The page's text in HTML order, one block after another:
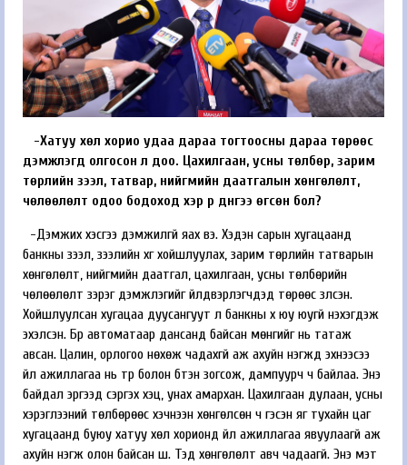
-Хатуу хөл хорио удаа дараа тогтоосны дараа төрөөс
дэмжлэгүүд олгосон л доо. Цахилгаан, усны төлбөр, зарим
төрлийн зээл, татвар, нийгмийн даатгалын хөнгөлөлт,
чөлөөлөлт одоо бодоход хэр үр дүнгээ өгсөн бол?
-Дэмжих хэсгээ дэмжилгүй яах вэ. Хэдэн сарын хугацаанд
банкны зээл, зээлийн хүүг хойшлуулах, зарим төрлийн татварын
хөнгөлөлт, нийгмийн даатгал, цахилгаан, усны төлбөрийн
чөлөөлөлт зэрэг дэмжлэгийг үйлдвэрлэгчдэд төрөөс үзүүлсэн.
Хойшлуулсан хугацаа дуусангуут л банкны хүү юу юугүй нэхэгдэж
эхэлсэн. Бүр автоматаар дансанд байсан мөнгийг нь татаж
авсан. Цалин, орлогоо нөхөж чадахгүй аж ахуйн нэгжүүд эхнээсээ
үйл ажиллагаа нь түр болон бүтэн зогсож, дампуурч ч байлаа. Энэ
байдал эргээд сэргэх хэцүү, унах амархан. Цахилгаан дулаан, усны
хэрэглээний төлбөрөөс хэчнээн хөнгөлсөн ч гэсэн яг тухайн цаг
хугацаанд буюу хатуу хөл хорионд үйл ажиллагаа явуулаагүй аж
ахуйн нэгж олон байсан шүү. Тэд хөнгөлөлт авч чадаагүй. Энэ мэт